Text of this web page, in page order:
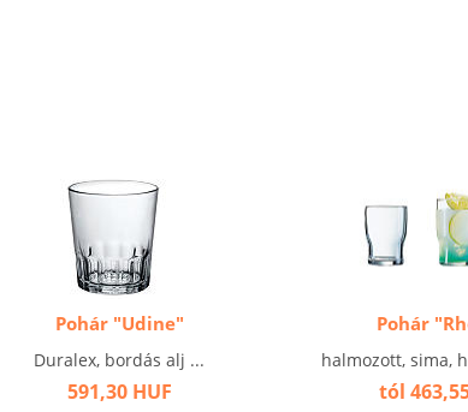
Pohár "Udine"
Duralex, bordás alj ...
591,30 HUF
Pohár
halmozott, sima,
tól